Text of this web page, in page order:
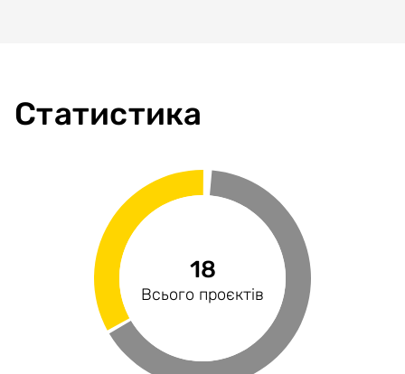
Статистика
18
Всього проєктів
1166 млн
Загальний бюджет
2.04%
Профінансованість
4
Сектори економіки